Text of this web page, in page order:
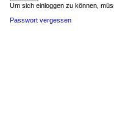
Um sich einloggen zu können,
Passwort vergessen